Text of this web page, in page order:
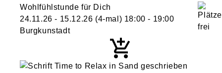
Wohlfühlstunde für Dich
24.11.26 - 15.12.26 (4-mal) 18:00 - 19:00
Burgkunstadt